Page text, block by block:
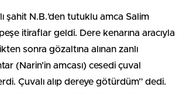
şahit N.B.’den tutuklu amca Salim
itiraflar geldi. Dere kenarına aracıyla
sonra gözaltına alınan zanlı
(Narin’in amcası) cesedi çuval
Çuvalı alıp dereye götürdüm” dedi.